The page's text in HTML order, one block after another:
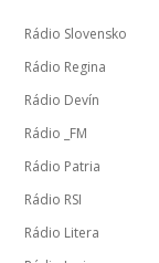
Rádio Slovensko
Rádio Regina
Rádio Devín
Rádio _FM
Rádio Patria
Rádio RSI
Rádio Litera